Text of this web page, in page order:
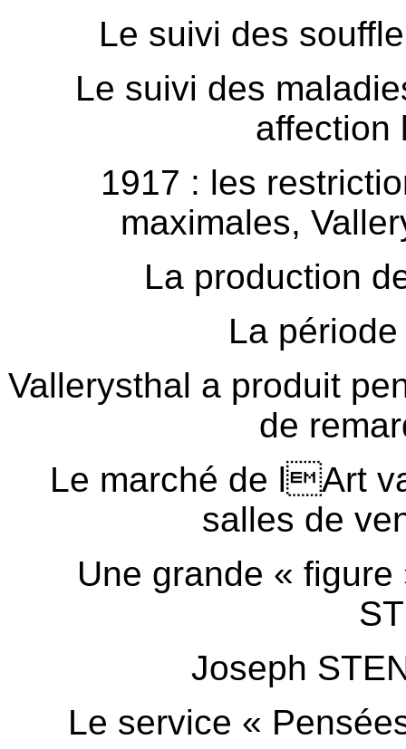
Le suivi des
Le suivi des
affection
1917 : les
maximales,
La production
La
Vallerysthal a produit
de
Le marché de lArt
salles de
Une grande «
Joseph
Le service «